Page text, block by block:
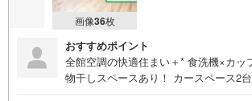
画像36枚
おすすめポイント
全館空調の快適住まい＋* 食洗機×カッ
物干しスペースあり！ カースペース2